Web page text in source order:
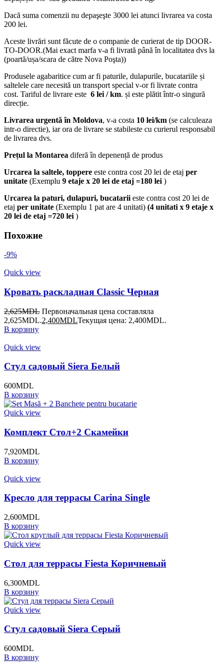
Dacă suma comenzii nu depaşeşte 3000 lei atunci livrarea va costa
200 lei.
Aceste livrări sunt făcute de o companie de curierat de tip DOOR-
TO-DOOR.(Mai exact marfa v-a fi livrată până în localitatea dvs la
(poartă/ușa/scara de către Nova Poşta))
Produsele agabaritice cum ar fi paturile, dulapurile, bucatariile și
saltelele care necesită un transport special v-or fi livrate contra
cost. Tariful de livrare este 6 lei / km. și este plătit într-o singură
direcție.
Livrarea urgentă în Moldova, v-a costa 10 lei/km (se calculeaza
intr-o directie), iar ora de livrare se stabileste cu curierul responsabil
de livrarea dvs.
Prețul la Montarea diferă în depenență de produs
Urcarea la saltele, toppere este contra cost 20 lei de etaj per
unitate (Exemplu 9 etaje x 20 lei de etaj =180 lei )
Urcarea la paturi, dulapuri, bucatarii este contra cost 20 lei de
etaj per unitate (Exemplu 1 pat are 4 unitati) (4 unitati x 9 etaje x
20 lei de etaj =720 lei )
Похожие
-9%
Quick view
Кровать раскладная Classic Черная
2,625MDL Первоначальная цена составляла
2,625MDL.2,400MDLТекущая цена: 2,400MDL.
В корзину
Quick view
Стул садовый Siera Белый
600MDL
В корзину
Quick view
Комплект Стол+2 Скамейки
7,920MDL
В корзину
Quick view
Кресло для террасы Carina Single
2,600MDL
В корзину
Quick view
Стол для террасы Fiesta Коричневый
6,300MDL
В корзину
Quick view
Стул садовый Siera Серый
600MDL
В корзину